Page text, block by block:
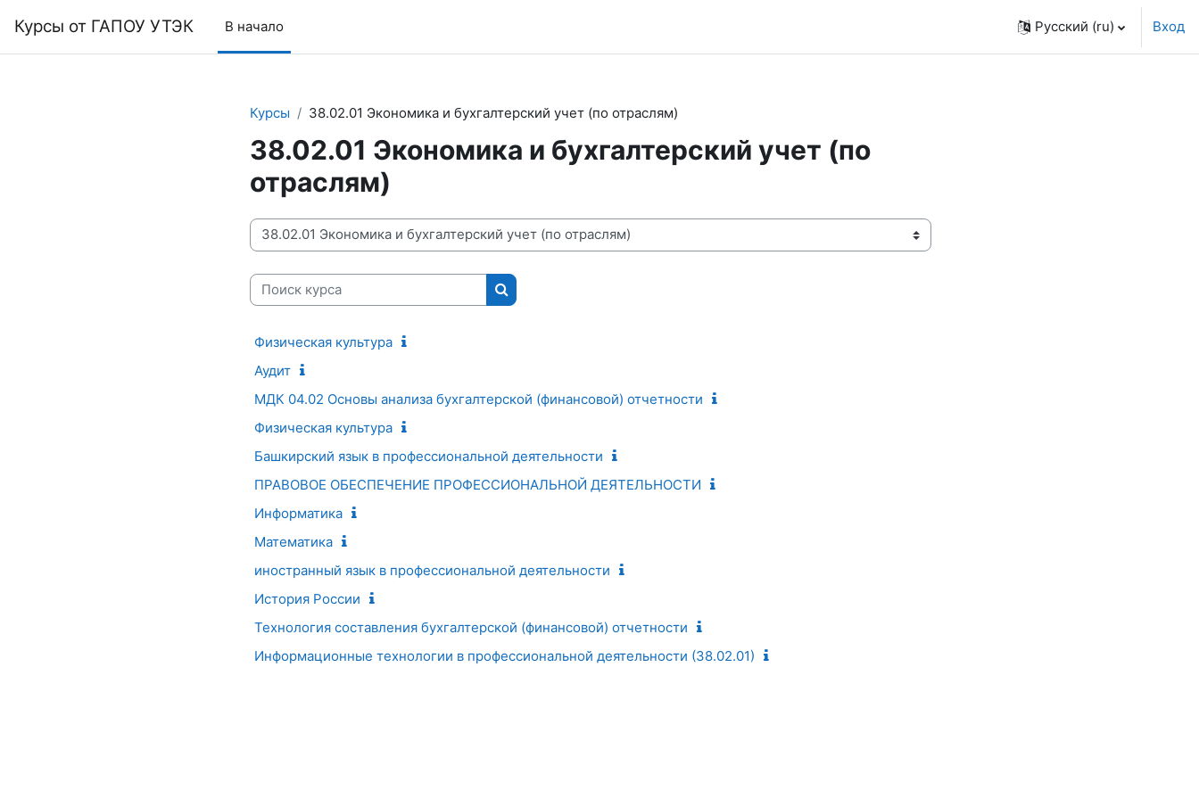
Курсы от ГАПОУ УТЭК В начало Русский ‎(ru)‎ Вход
Курсы 38.02.01 Экономика и бухгалтерский учет (по отраслям)
38.02.01 Экономика и бухгалтерский учет (по
отраслям)
Категории курсов
Поиск курса
Поиск курса
Физическая культура
Аудит
МДК 04.02 Основы анализа бухгалтерской (финансовой) отчетности
Физическая культура
Башкирский язык в профессиональной деятельности
ПРАВОВОЕ ОБЕСПЕЧЕНИЕ ПРОФЕССИОНАЛЬНОЙ ДЕЯТЕЛЬНОСТИ
Информатика
Математика
иностранный язык в профессиональной деятельности
История России
Технология составления бухгалтерской (финансовой) отчетности
Информационные технологии в профессиональной деятельности (38.02.01)